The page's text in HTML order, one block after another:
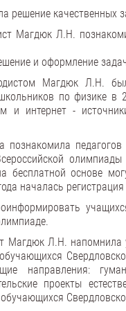
решение
Магдюк Л.Н.
и оформление
Магдюк Л.Н.
по физике в
и интернет -
бесплатной основе
началась
Магдюк Л.Н. напомнила
направления:
проекты